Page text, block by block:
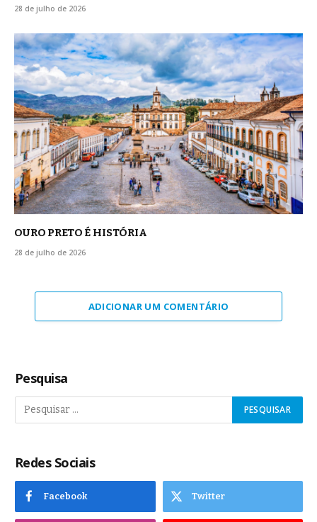
28 de julho de 2026
OURO PRETO É HISTÓRIA
28 de julho de 2026
ADICIONAR UM COMENTÁRIO
Pesquisa
Redes Sociais
Facebook Twitter